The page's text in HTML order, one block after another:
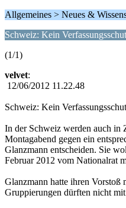
Allgemeines > Neues &
Schweiz: Kein
(1/1)
velvet:
12/06/2012 11.22.48
Schweiz: Kein
In der Schweiz werden auch in
Montagabend gegen ein
Glanzmann entscheiden. Sie
Februar 2012 vom Nationalrat
Glanzmann hatte ihren Vorstoß
Gruppierungen dürften nicht